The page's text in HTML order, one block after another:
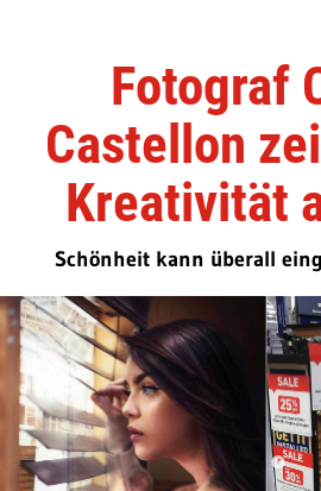
Fotograf
Castellon
Kreativität
Schönheit kann überall